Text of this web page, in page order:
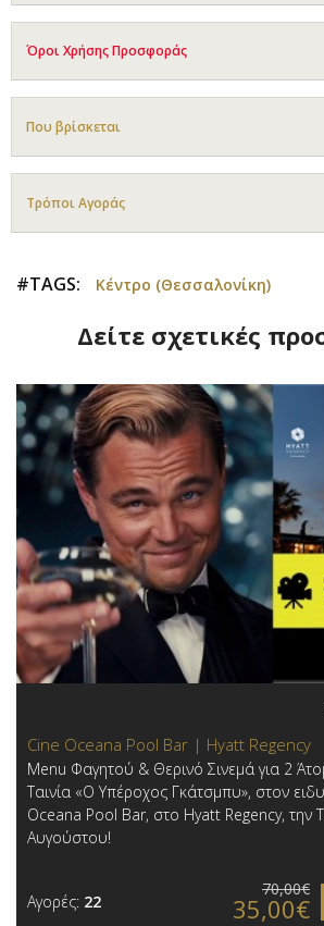
Όροι Χρήσης Προσφοράς
Που βρίσκεται
Τρόποι Αγοράς
#TAGS: Κέντρο (Θεσσαλονίκη)
Δείτε σχετικές
Cine Oceana Pool Bar | Hyatt Regency
Menu Φαγητού & Θερινό Σινεμά για 2
Ταινία «Ο Υπέροχος Γκάτσμπυ», στον
Oceana Pool Bar, στο Hyatt Regency, την
Αυγούστου!
Αγορές: 22
70,00€
35,00€